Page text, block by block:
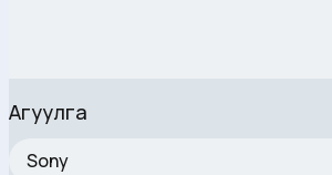
Агуулга
Sony